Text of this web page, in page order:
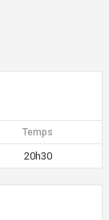
Temps
20h30